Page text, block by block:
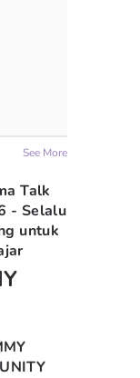
See More
Talk
- Selalu
untuk